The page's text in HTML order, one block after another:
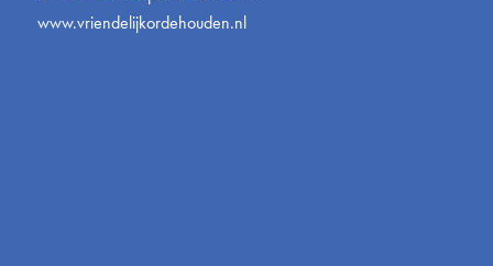
www.vriendelijkordehouden.nl